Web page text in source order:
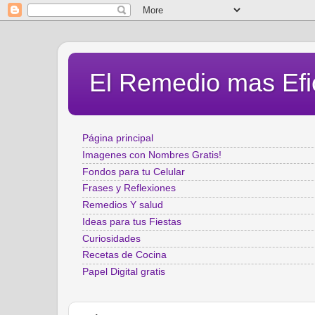
El Remedio mas
Página principal
Imagenes con Nombres Gratis!
Fondos para tu Celular
Frases y Reflexiones
Remedios Y salud
Ideas para tus Fiestas
Curiosidades
Recetas de Cocina
Papel Digital gratis